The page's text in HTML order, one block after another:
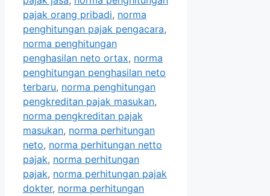
pajak orang pribadi, norma
penghitungan pajak pengacara,
norma penghitungan
penghasilan neto ortax, norma
penghitungan penghasilan neto
terbaru, norma penghitungan
pengkreditan pajak masukan,
norma pengkreditan pajak
masukan, norma perhitungan
neto, norma perhitungan netto
pajak, norma perhitungan
pajak, norma perhitungan pajak
dokter, norma perhitungan